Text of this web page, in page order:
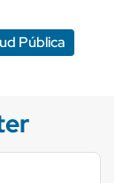
Pública